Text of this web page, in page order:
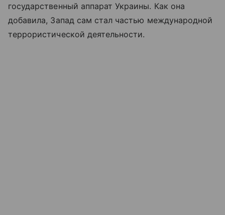
государственный аппарат Украины. Как она
добавила, Запад сам стал частью международной
террористической деятельности.